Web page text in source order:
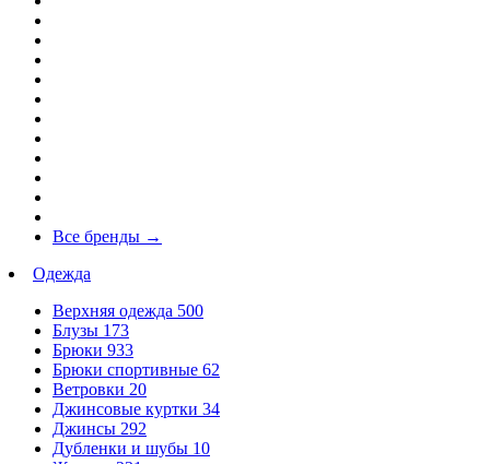
Все бренды →
Одежда
Верхняя одежда 500
Блузы 173
Брюки 933
Брюки спортивные 62
Ветровки 20
Джинсовые куртки 34
Джинсы 292
Дубленки и шубы 10